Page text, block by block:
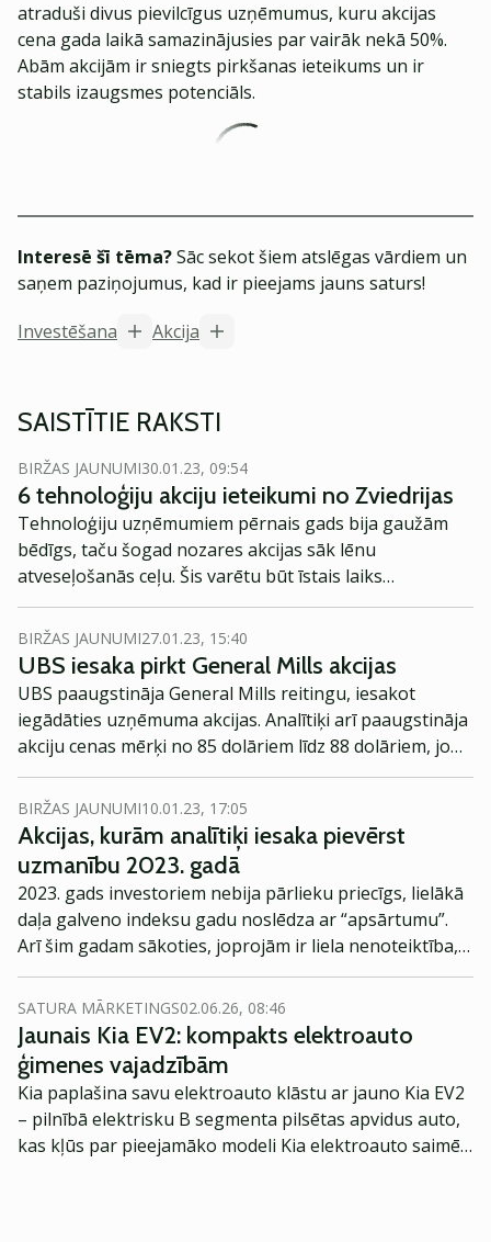
atraduši divus pievilcīgus uzņēmumus, kuru akcijas
cena gada laikā samazinājusies par vairāk nekā 50%.
Abām akcijām ir sniegts pirkšanas ieteikums un ir
stabils izaugsmes potenciāls.
Interesē šī tēma?Sāc sekot šiem atslēgas vārdiem un
saņem paziņojumus, kad ir pieejams jauns saturs!
Investēšana
Akcija
SAISTĪTIE RAKSTI
BIRŽAS JAUNUMI30.01.23, 09:54
6 tehnoloģiju akciju ieteikumi no Zviedrijas
Tehnoloģiju uzņēmumiem pērnais gads bija gaužām
bēdīgs, taču šogad nozares akcijas sāk lēnu
atveseļošanās ceļu. Šis varētu būt īstais laiks
tehnoloģiju uzņēmumu akciju iegādei, kamēr nozare
vēl ķepurojas un nav atsākusi krasu augšupeju.
BIRŽAS JAUNUMI27.01.23, 15:40
UBS iesaka pirkt General Mills akcijas
UBS paaugstināja General Mills reitingu, iesakot
iegādāties uzņēmuma akcijas. Analītiķi arī paaugstināja
akciju cenas mērķi no 85 dolāriem līdz 88 dolāriem, jo
viņi redz nozīmīgu iespēju palielināties General Mills
starptautiskajai peļņai.
BIRŽAS JAUNUMI10.01.23, 17:05
Akcijas, kurām analītiķi iesaka pievērst
uzmanību 2023. gadā
2023. gads investoriem nebija pārlieku priecīgs, lielākā
daļa galveno indeksu gadu noslēdza ar “apsārtumu”.
Arī šim gadam sākoties, joprojām ir liela nenoteiktība,
analītiķi prognozē recesiju. Beidzamie divi gadi
investoriem ir iemācījuši būt gataviem uz visu.
SATURA MĀRKETINGS02.06.26, 08:46
Jaunais Kia EV2: kompakts elektroauto
ģimenes vajadzībām
Kia paplašina savu elektroauto klāstu ar jauno Kia EV2
– pilnībā elektrisku B segmenta pilsētas apvidus auto,
kas kļūs par pieejamāko modeli Kia elektroauto saimē